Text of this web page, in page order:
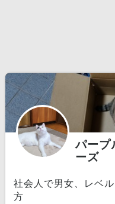
パープ
ーズ
社会人で男女、レベ
方